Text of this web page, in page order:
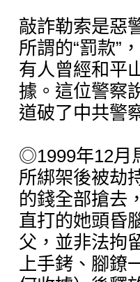
敲詐勒索是惡
所謂的“罰款”
有人曾經和平
據。這位警察
道破了中共警
◎1999年12月
所綁架後被劫
的錢全部搶去
直打的她頭昏
父，並非法拘
上手銬、腳鐐